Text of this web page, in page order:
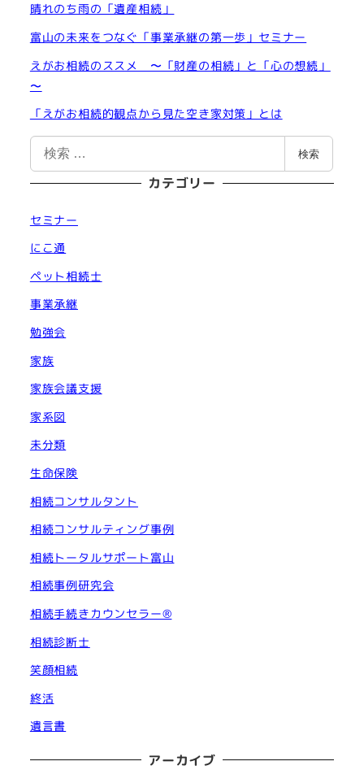
晴れのち雨の「遺産相続」
富山の未来をつなぐ「事業承継の第一歩」セミナー
えがお相続のススメ 〜「財産の相続」と「心の想続」
〜
「えがお相続的観点から見た空き家対策」とは
索
検索
カテゴリー
セミナー
にこ通
ペット相続士
事業承継
勉強会
家族
家族会議支援
家系図
未分類
生命保険
相続コンサルタント
相続コンサルティング事例
相続トータルサポート富山
相続事例研究会
相続手続きカウンセラー®︎
相続診断士
笑顔相続
終活
遺言書
アーカイブ